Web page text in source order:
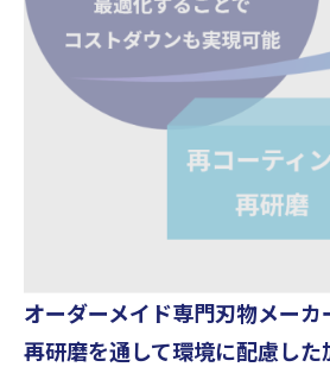
オーダーメイド専門刃物メーカ
再研磨を通して環境に配慮し